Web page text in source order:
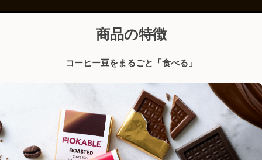
商品の特徴
コーヒー豆をまるごと「食べる」